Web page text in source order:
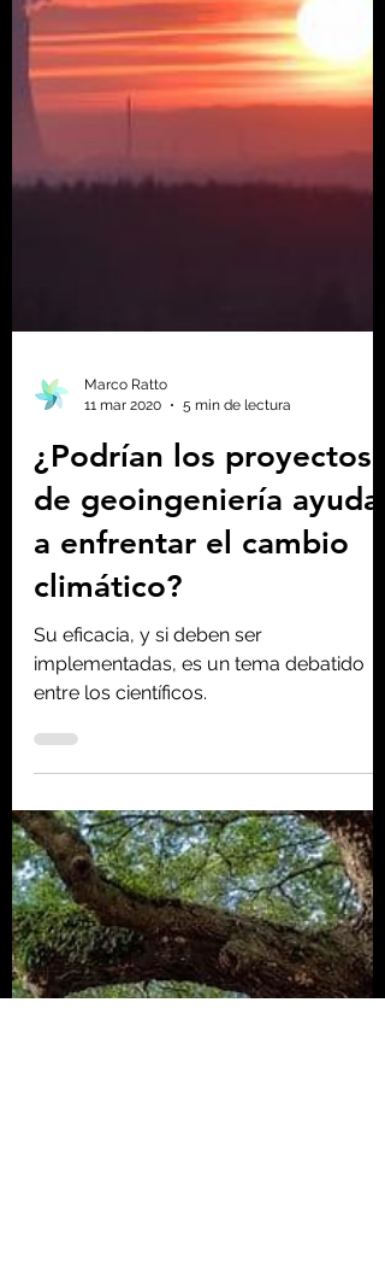
Marco Ratto
11 mar 2020
¿Podrían los proyectos
de geoingeniería ayudar
Su eficacia, y si deben ser
implementadas, es un tema debatido
entre los científicos.